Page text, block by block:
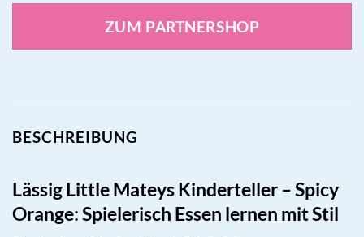
ZUM PARTNERSHOP
BESCHREIBUNG
Lässig Little Mateys Kinderteller – Spicy
Orange: Spielerisch Essen lernen mit Stil